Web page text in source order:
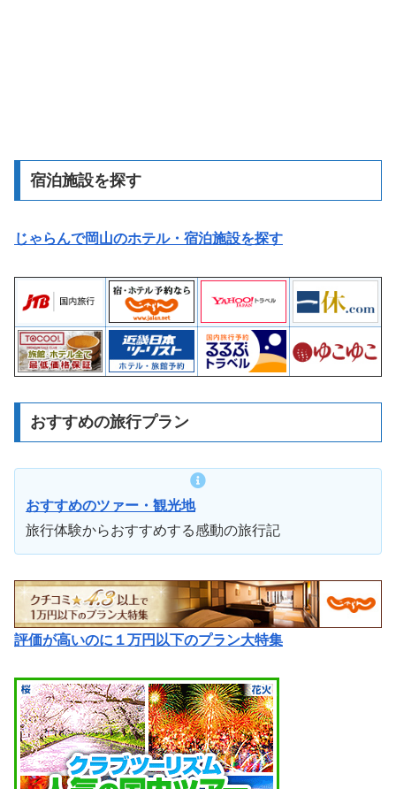
宿泊施設を探す
じゃらんで岡山のホテル・宿泊施設を探す
おすすめの旅行プラン
おすすめのツァー・観光地
旅行体験からおすすめする感動の旅行記
評価が高いのに１万円以下のプラン大特集